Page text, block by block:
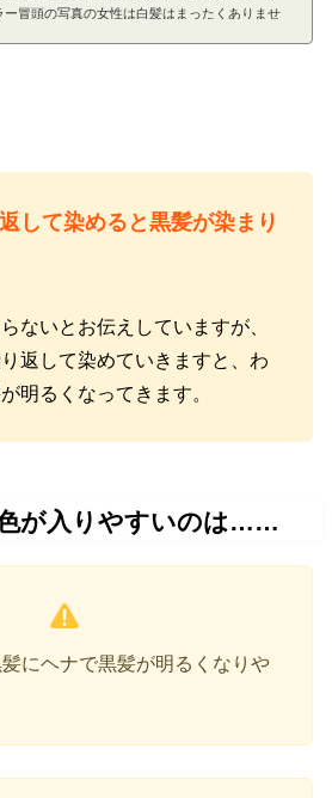
ー冒頭の写真の女性は白髪はまったくありませ
して染めると黒髪が染まり
ないとお伝えしていますが、
返して染めていきますと、わ
明るくなってきます。
が入りやすいのは……
にヘナで黒髪が明るくなりや